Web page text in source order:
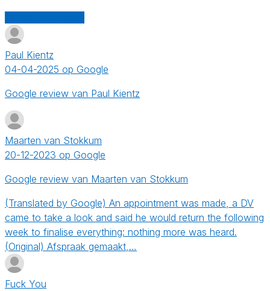
Paul Kientz
04-04-2025 op Google
Google review van Paul Kientz
Maarten van Stokkum
20-12-2023 op Google
Google review van Maarten van Stokkum
(Translated by Google) An appointment was made, a DV
came to take a look and said he would return the following
week to finalise everything: nothing more was heard.
(Original) Afspraak gemaakt,…
Fuck You